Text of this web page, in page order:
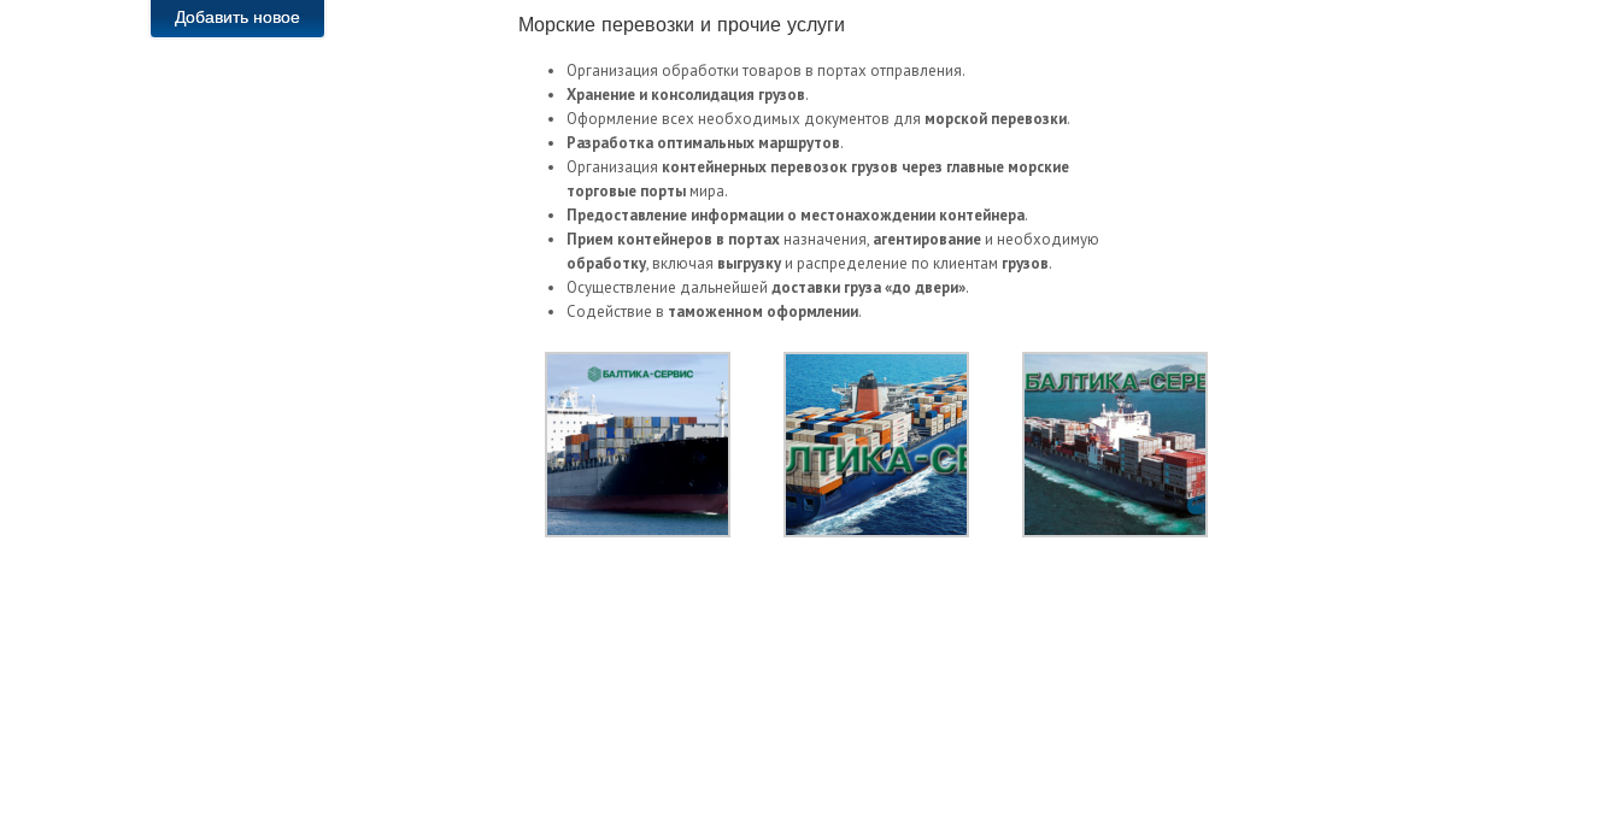
Морские перевозки и прочие услуги
Организация обработки товаров в портах отправления.
Хранение и консолидация грузов.
Оформление всех необходимых документов для морской перевозки.
Разработка оптимальных маршрутов.
Организация контейнерных перевозок грузов через главные морские
торговые порты мира.
Предоставление информации о местонахождении контейнера.
Прием контейнеров в портах назначения, агентирование и необходимую
обработку, включая выгрузкуи распределение по клиентам грузов.
Осуществление дальнейшей доставки груза «до двери».
Содействие в таможенном оформлении.
Добавить новое